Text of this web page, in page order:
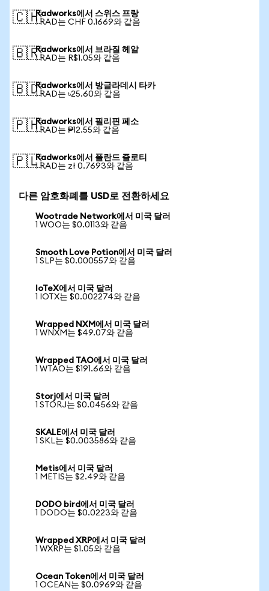
🇨🇭Radworks에서 스위스 프랑
1 RAD는 CHF 0.1669와 같음
🇧🇷Radworks에서 브라질 헤알
1 RAD는 R$1.05와 같음
🇧🇩Radworks에서 방글라데시 타카
1 RAD는 ৳25.60와 같음
🇵🇭Radworks에서 필리핀 페소
1 RAD는 ₱12.55와 같음
🇵🇱Radworks에서 폴란드 즐로티
1 RAD는 zł 0.7693와 같음
다른 암호화폐를 USD로 전환하세요
Wootrade Network에서 미국 달러
1 WOO는 $0.0113와 같음
Smooth Love Potion에서 미국 달러
1 SLP는 $0.000557와 같음
IoTeX에서 미국 달러
1 IOTX는 $0.002274와 같음
Wrapped NXM에서 미국 달러
1 WNXM는 $49.07와 같음
Wrapped TAO에서 미국 달러
1 WTAO는 $191.66와 같음
Storj에서 미국 달러
1 STORJ는 $0.0456와 같음
SKALE에서 미국 달러
1 SKL는 $0.003586와 같음
Metis에서 미국 달러
1 METIS는 $2.49와 같음
DODO bird에서 미국 달러
1 DODO는 $0.0223와 같음
Wrapped XRP에서 미국 달러
1 WXRP는 $1.05와 같음
Ocean Token에서 미국 달러
1 OCEAN는 $0.0969와 같음